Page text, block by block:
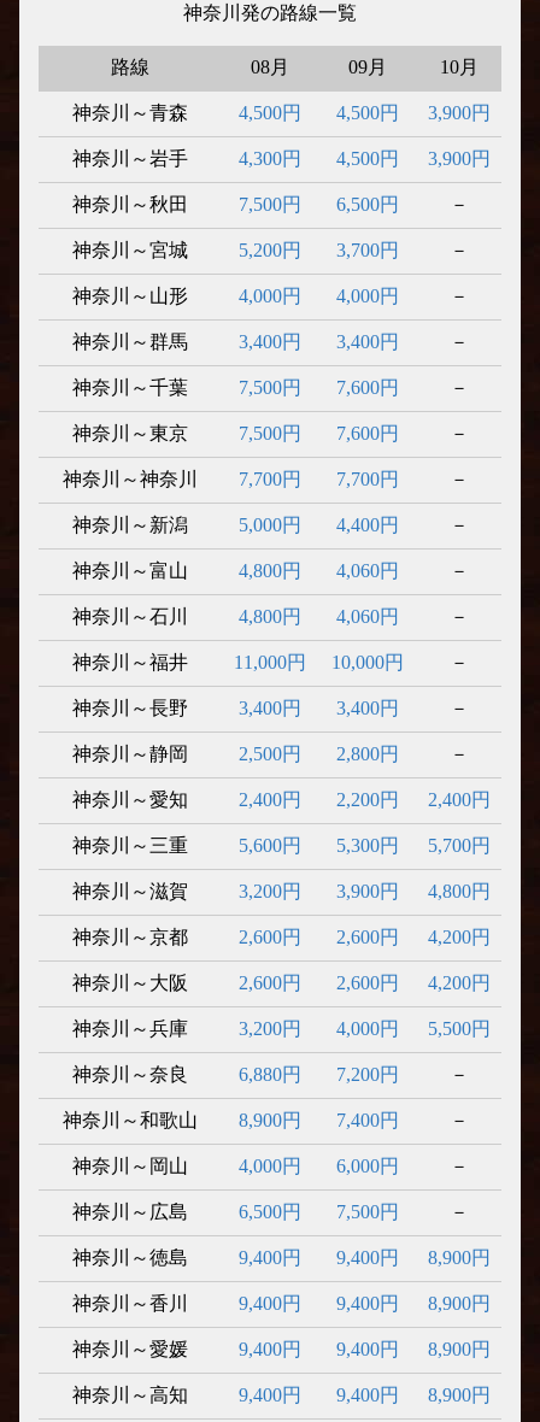
神奈川発の路線一覧
路線 08月 09月 10月
神奈川～青森 4,500円 4,500円 3,900円
神奈川～岩手 4,300円 4,500円 3,900円
神奈川～秋田 7,500円 6,500円 －
神奈川～宮城 5,200円 3,700円 －
神奈川～山形 4,000円 4,000円 －
神奈川～群馬 3,400円 3,400円 －
神奈川～千葉 7,500円 7,600円 －
神奈川～東京 7,500円 7,600円 －
神奈川～神奈川 7,700円 7,700円 －
神奈川～新潟 5,000円 4,400円 －
神奈川～富山 4,800円 4,060円 －
神奈川～石川 4,800円 4,060円 －
神奈川～福井 11,000円 10,000円 －
神奈川～長野 3,400円 3,400円 －
神奈川～静岡 2,500円 2,800円 －
神奈川～愛知 2,400円 2,200円 2,400円
神奈川～三重 5,600円 5,300円 5,700円
神奈川～滋賀 3,200円 3,900円 4,800円
神奈川～京都 2,600円 2,600円 4,200円
神奈川～大阪 2,600円 2,600円 4,200円
神奈川～兵庫 3,200円 4,000円 5,500円
神奈川～奈良 6,880円 7,200円 －
神奈川～和歌山 8,900円 7,400円 －
神奈川～岡山 4,000円 6,000円 －
神奈川～広島 6,500円 7,500円 －
神奈川～徳島 9,400円 9,400円 8,900円
神奈川～香川 9,400円 9,400円 8,900円
神奈川～愛媛 9,400円 9,400円 8,900円
神奈川～高知 9,400円 9,400円 8,900円